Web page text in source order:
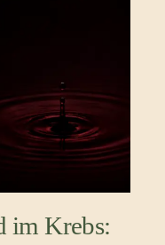
im Krebs: